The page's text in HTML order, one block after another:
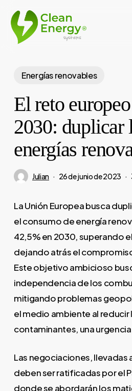
main
Energías renovables
El reto
2030: duplicar
energías
Julian 26 de junio de 2023
La Unión Europea busca
el consumo de energía
42,5% en 2030, superando
dejando atrás el
Este objetivo ambicioso
independencia de los
mitigando problemas
el medio ambiente al reducir
contaminantes, una
Las negociaciones, llevadas
deben ser ratificadas por el
donde se abordarán los